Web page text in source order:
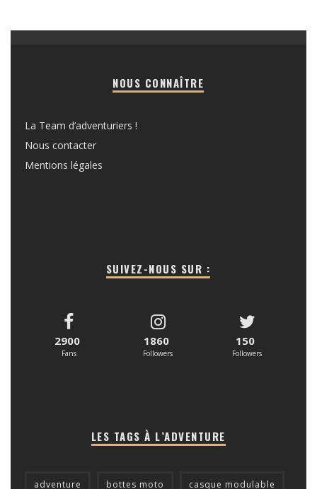
NOUS CONNAÎTRE
La Team d’adventuriers !
Nous contacter
Mentions légales
SUIVEZ-NOUS SUR :
2900
Fans
1860
Followers
150
Followers
LES TAGS À L’ADVENTURE
adventure bottes moto casque modulable